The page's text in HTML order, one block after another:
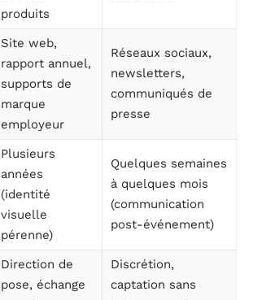
produits
Site web,
rapport annuel,
supports de
marque
employeur
Réseaux sociaux,
newsletters,
communiqués de
presse
Plusieurs
années
(identité
visuelle
pérenne)
Quelques semaines
à quelques mois
(communication
post-événement)
Direction de
pose, échange
Discrétion,
captation sans